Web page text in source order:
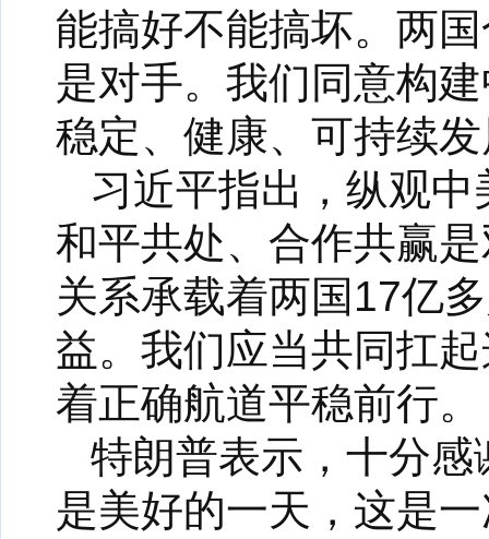
能搞好不能搞坏。两
是对手。我们同意构
稳定、健康、可持续
习近平指出，纵观
和平共处、合作共赢
关系承载着两国17亿
益。我们应当共同扛
着正确航道平稳前行。
特朗普表示，十分
是美好的一天，这是